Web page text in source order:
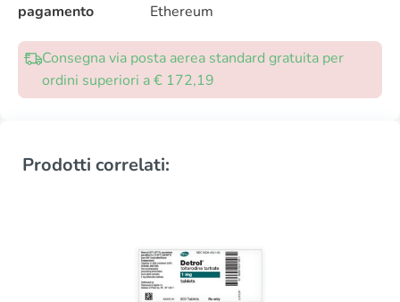
pagamento
Ethereum
Consegna via posta aerea standard gratuita per
ordini superiori a € 172,19
Prodotti correlati: